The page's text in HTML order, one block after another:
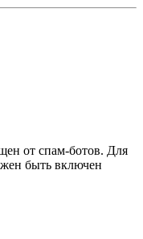
от спам-ботов. Для
быть включен